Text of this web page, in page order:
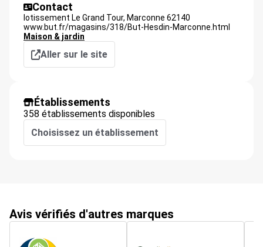
Contact
lotissement Le Grand Tour, Marconne 62140
www.but.fr/magasins/318/But-Hesdin-Marconne.html
Maison & jardin
Aller sur le site
Établissements
358 établissements disponibles
Choisissez un établissement
Avis vérifiés d'autres marques